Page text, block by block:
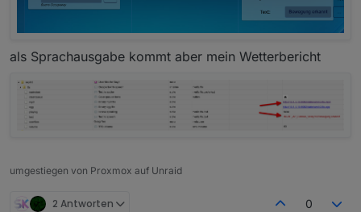
als Sprachausgabe kommt aber mein Wetterbericht
umgestiegen von Proxmox auf Unraid
2 Antworten 0